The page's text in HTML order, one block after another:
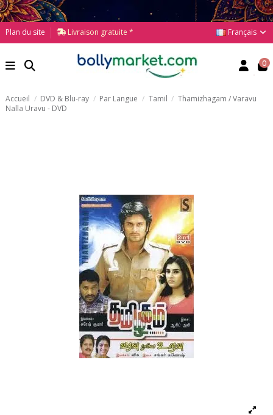
Plan du site Livraison gratuite * Français
0
Accueil DVD & Blu-ray Par Langue Tamil
Thamizhagam / Varavu
Nalla Uravu - DVD